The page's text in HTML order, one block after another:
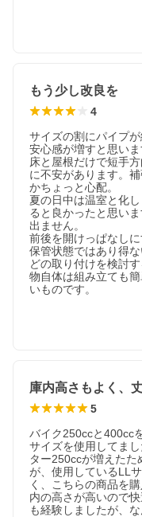
もう少し改良を
4
サイズの割にパイプ
安心感が増すと思いま
床と屋根だけで短手
に不安があります。
かちょっと心配。
夏の日中は温室と化
ると良かったと思い
出ません。
前後を開けっぱなし
保管状態ではあり得
どの取り付けを検討
物自体は組み立ても
いものです。
5
バイク250ccと400cc
サイズを使用してま
ター250ccが増えたた
が、使用しているLL
く、こちらの商品を
内の高さが高いので
も経験しましたが、